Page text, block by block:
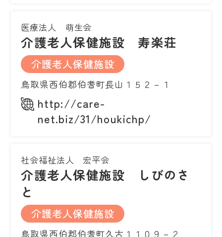
医療法人 萌生会
介護老人保健施設 寿楽荘
介護老人保健施設
鳥取県西伯郡伯耆町長山１５２－１
http://care-
net.biz/31/houkichp/
社会福祉法人 宏平会
介護老人保健施設 しびのさ
と
介護老人保健施設
鳥取県西伯郡伯耆町久古１１０９－２